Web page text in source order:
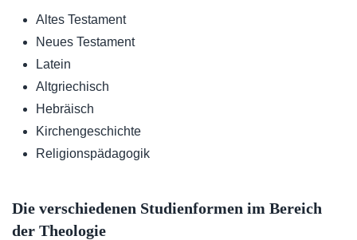
Altes Testament
Neues Testament
Latein
Altgriechisch
Hebräisch
Kirchengeschichte
Religionspädagogik
Die verschiedenen Studienformen im Bereich
der Theologie